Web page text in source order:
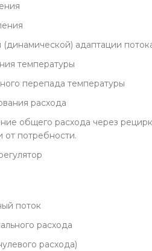
адаптации
температуры
перепада температуры
расхода
общего расхода через
от потребности.
поток
расхода
расхода)